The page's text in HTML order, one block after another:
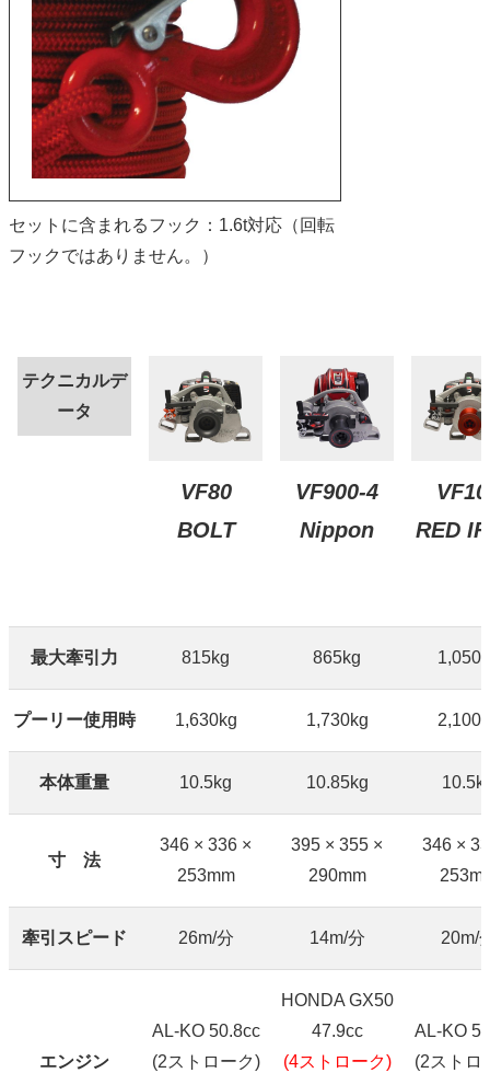
セットに含まれるフック：1.6t対応（回転
フックではありません。）
テクニカルデ
ータ
VF80
BOLT
VF900-4
Nippon
RED
最大牽引力 815kg 865kg
プーリー使用時 1,630kg 1,730kg
本体重量 10.5kg 10.85kg
寸 法
346 × 336 ×
253mm
395 × 355 ×
290mm
346 ×
牽引スピード 26m/分 14m/分 20m/
エンジン
AL-KO 50.8cc
(2ストローク)
HONDA GX50
47.9cc
(4ストローク)
AL-KO
(2ストロ